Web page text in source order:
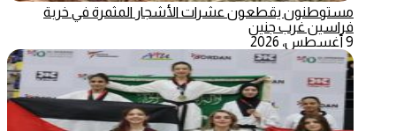
مستوطنون يقطعون عشرات الأشجار المثمرة في خربة
فراسين غرب جنين
9 أغسطس، 2026